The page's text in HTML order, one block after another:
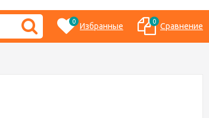
0 Избранные 0 Сравнение